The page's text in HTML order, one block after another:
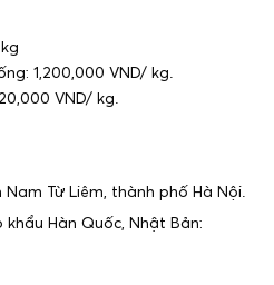
1,200,000 VND/ kg.
VND/ kg.
Từ Liêm, thành phố Hà Nội.
Hàn Quốc, Nhật Bản: